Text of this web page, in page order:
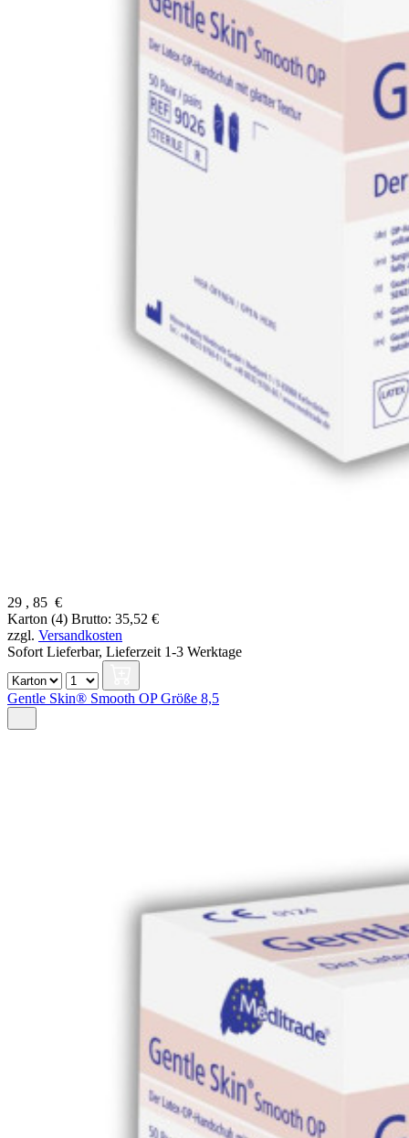
29 , 85 €
Karton (4) Brutto: 35,52 €
zzgl. Versandkosten
Sofort Lieferbar, Lieferzeit 1-3 Werktage
Gentle Skin® Smooth OP Größe 8,5